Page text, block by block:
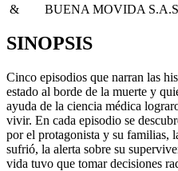
& BUENA MOVIDA S.A.S
SINOPSIS
Cinco episodios que narran las
estado al borde de la muerte y
ayuda de la ciencia médica
vivir. En cada episodio se
por el protagonista y su familias,
sufrió, la alerta sobre su
vida tuvo que tomar decisiones